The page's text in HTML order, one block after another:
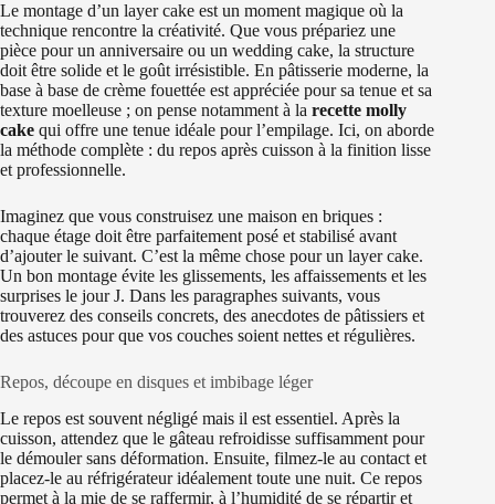
Le montage d’un layer cake est un moment magique où la
technique rencontre la créativité. Que vous prépariez une
pièce pour un anniversaire ou un wedding cake, la structure
doit être solide et le goût irrésistible. En pâtisserie moderne, la
base à base de crème fouettée est appréciée pour sa tenue et sa
texture moelleuse ; on pense notamment à la recette molly
cake qui offre une tenue idéale pour l’empilage. Ici, on aborde
la méthode complète : du repos après cuisson à la finition lisse
et professionnelle.
Imaginez que vous construisez une maison en briques :
chaque étage doit être parfaitement posé et stabilisé avant
d’ajouter le suivant. C’est la même chose pour un layer cake.
Un bon montage évite les glissements, les affaissements et les
surprises le jour J. Dans les paragraphes suivants, vous
trouverez des conseils concrets, des anecdotes de pâtissiers et
des astuces pour que vos couches soient nettes et régulières.
Repos, découpe en disques et imbibage léger
Le repos est souvent négligé mais il est essentiel. Après la
cuisson, attendez que le gâteau refroidisse suffisamment pour
le démouler sans déformation. Ensuite, filmez-le au contact et
placez-le au réfrigérateur idéalement toute une nuit. Ce repos
permet à la mie de se raffermir, à l’humidité de se répartir et